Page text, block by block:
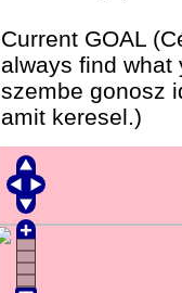
Current GOAL
always find what
szembe gonosz
amit keresel.)